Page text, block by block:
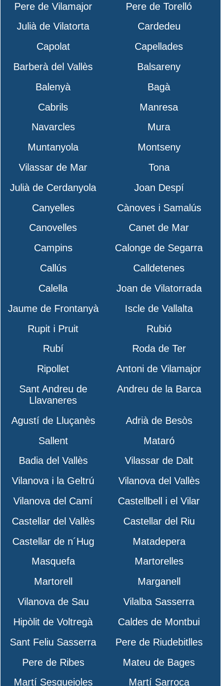
Pere de Vilamajor
Pere de Torelló
Julià de Vilatorta
Cardedeu
Capolat
Capellades
Barberà del Vallès
Balsareny
Balenyà
Bagà
Cabrils
Manresa
Navarcles
Mura
Muntanyola
Montseny
Vilassar de Mar
Tona
Julià de Cerdanyola
Joan Despí
Canyelles
Cànoves i Samalús
Canovelles
Canet de Mar
Campins
Calonge de Segarra
Callús
Calldetenes
Calella
Joan de Vilatorrada
Jaume de Frontanyà
Iscle de Vallalta
Rupit i Pruit
Rubió
Rubí
Roda de Ter
Ripollet
Antoni de Vilamajor
Sant Andreu de
Llavaneres
Andreu de la Barca
Agustí de Lluçanès
Adrià de Besòs
Sallent
Mataró
Badia del Vallès
Vilassar de Dalt
Vilanova i la Geltrú
Vilanova del Vallès
Vilanova del Camí
Castellbell i el Vilar
Castellar del Vallès
Castellar del Riu
Castellar de n´Hug
Matadepera
Masquefa
Martorelles
Martorell
Marganell
Vilanova de Sau
Vilalba Sasserra
Hipòlit de Voltregà
Caldes de Montbui
Sant Feliu Sasserra
Pere de Riudebitlles
Pere de Ribes
Mateu de Bages
Martí Sesgueioles
Martí Sarroca